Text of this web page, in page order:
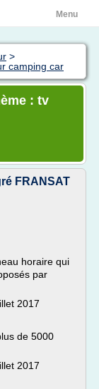
Menu
>
camping car
: tv
FRANSAT
horaire qui
par
2017
de 5000
2017